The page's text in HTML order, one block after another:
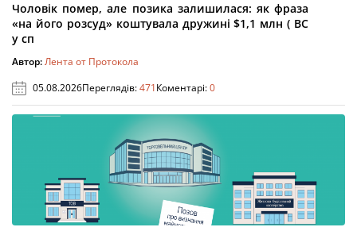
Чоловік помер, але позика залишилася: як фраза
«на його розсуд» коштувала дружині $1,1 млн ( ВС
у сп
Автор:Лента от Протокола
05.08.2026Переглядів:471Коментарі:0